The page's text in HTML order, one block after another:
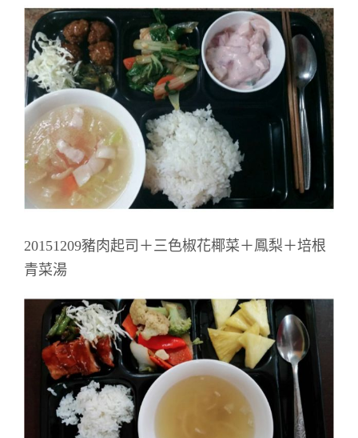
20151209豬肉起司＋三色椒花椰菜＋鳳梨＋培根
青菜湯